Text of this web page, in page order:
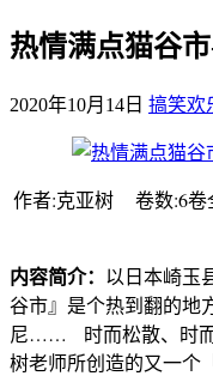
热情满点猫谷
2020年10月14日 搞笑欢
作者:克亚树 卷数:6
内容简介： 以日本崎玉
谷市』是个热到翻的地
尼…… 时而松散、时而
树老师所创造的又一个